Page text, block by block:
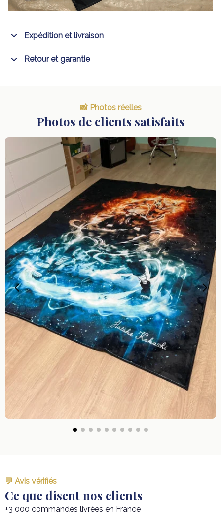
Expédition et livraison
Retour et garantie
📸 Photos réelles
Photos de clients satisfaits
💬 Avis vérifiés
Ce que disent nos clients
+3 000 commandes livrées en France